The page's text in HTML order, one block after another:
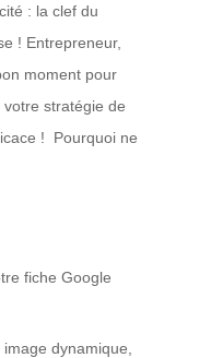
: la clef du
! Entrepreneur,
moment pour
stratégie de
! Pourquoi ne
fiche Google
dynamique,